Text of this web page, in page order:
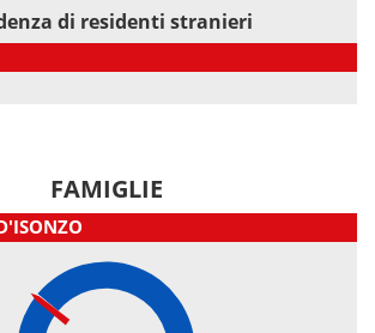
di residenti stranieri
FAMIGLIE